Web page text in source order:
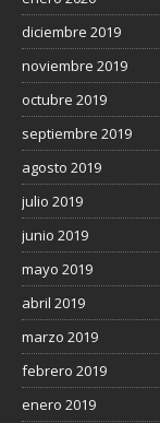
diciembre 2019
noviembre 2019
octubre 2019
septiembre 2019
agosto 2019
julio 2019
junio 2019
mayo 2019
abril 2019
marzo 2019
febrero 2019
enero 2019